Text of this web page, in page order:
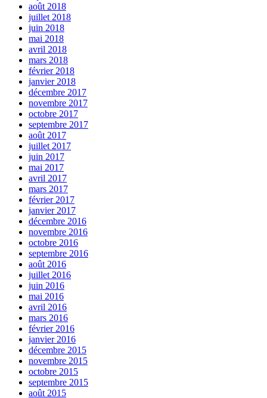
août 2018
juillet 2018
juin 2018
mai 2018
avril 2018
mars 2018
février 2018
janvier 2018
décembre 2017
novembre 2017
octobre 2017
septembre 2017
août 2017
juillet 2017
juin 2017
mai 2017
avril 2017
mars 2017
février 2017
janvier 2017
décembre 2016
novembre 2016
octobre 2016
septembre 2016
août 2016
juillet 2016
juin 2016
mai 2016
avril 2016
mars 2016
février 2016
janvier 2016
décembre 2015
novembre 2015
octobre 2015
septembre 2015
août 2015